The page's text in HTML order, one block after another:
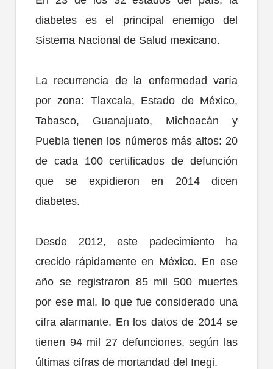
diabetes es el principal enemigo del
Sistema Nacional de Salud mexicano.
La recurrencia de la enfermedad varía
por zona: Tlaxcala, Estado de México,
Tabasco, Guanajuato, Michoacán y
Puebla tienen los números más altos: 20
de cada 100 certificados de defunción
que se expidieron en 2014 dicen
diabetes.
Desde 2012, este padecimiento ha
crecido rápidamente en México. En ese
año se registraron 85 mil 500 muertes
por ese mal, lo que fue considerado una
cifra alarmante. En los datos de 2014 se
tienen 94 mil 27 defunciones, según las
últimas cifras de mortandad del Inegi.